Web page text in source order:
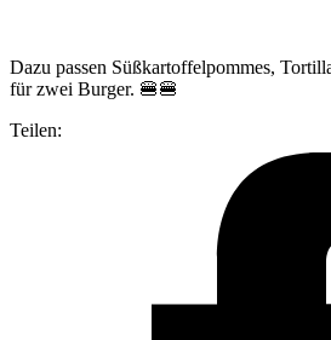
Dazu passen Süßkartoffelpommes,
für zwei Burger. 🍔🍔
Teilen: